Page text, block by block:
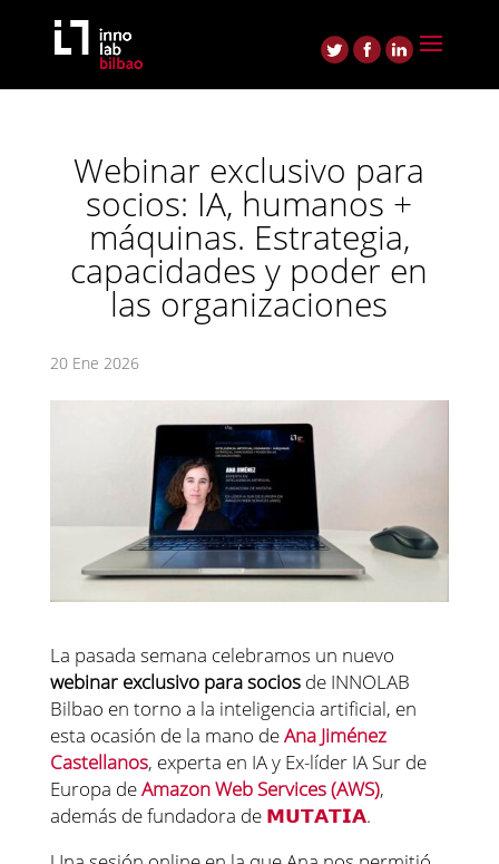
Webinar exclusivo para
socios: IA, humanos +
máquinas. Estrategia,
capacidades y poder en
las organizaciones
20 Ene 2026
La pasada semana celebramos un nuevo
webinar exclusivo para sociosde INNOLAB
Bilbao en torno a la inteligencia artificial, en
esta ocasión de la mano deAna Jiménez
Castellanos, experta en IA y Ex-líder IA Sur de
Europa deAmazon Web Services (AWS),
además de fundadora de 𝗠𝗨𝗧𝗔𝗧𝗜𝗔.